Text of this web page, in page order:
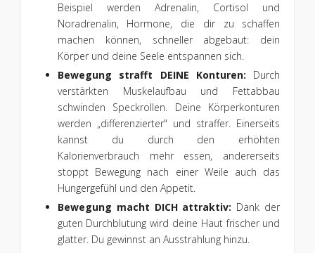
Beispiel werden Adrenalin, Cortisol und
Noradrenalin, Hormone, die dir zu schaffen
machen können, schneller abgebaut: dein
Körper und deine Seele entspannen sich.
Bewegung strafft DEINE Konturen: Durch
verstärkten Muskelaufbau und Fettabbau
schwinden Speckrollen. Deine Körperkonturen
werden „differenzierter" und straffer. Einerseits
kannst du durch den erhöhten
Kalorienverbrauch mehr essen, andererseits
stoppt Bewegung nach einer Weile auch das
Hungergefühl und den Appetit.
Bewegung macht DICH attraktiv: Dank der
guten Durchblutung wird deine Haut frischer und
glatter. Du gewinnst an Ausstrahlung hinzu.